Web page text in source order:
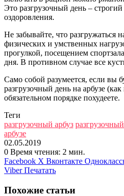
Это разгрузочный день –
оздоровления.
Не забывайте, что разгружаться
физических и умственных
прогулкой, посещением
дня. В противном случае все
Само собой разумеется, если вы
разгрузочный день на арбузе
обязательном порядке похудеете.
Теги
разгрузочный арбуз
арбузе
02.05.2019
0 Время чтения: 2 мин.
Facebook X Вконтакте
Viber Печатать
Похожие статьи